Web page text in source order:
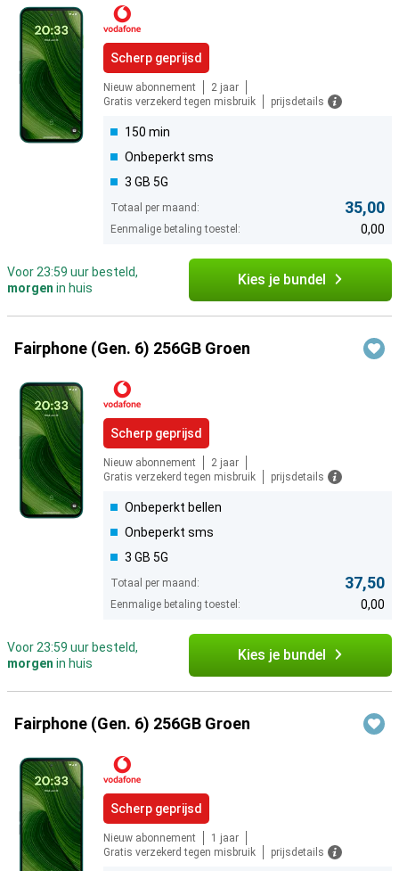
Scherp geprijsd
Nieuw abonnement
2 jaar
Gratis verzekerd tegen misbruik
prijsdetails
150 min
Onbeperkt sms
3 GB 5G
Totaal per maand: 35,00
Eenmalige betaling toestel: 0,00
Voor 23:59 uur besteld,
morgen in huis Kies je bundel
Fairphone (Gen. 6) 256GB Groen
Scherp geprijsd
Nieuw abonnement
2 jaar
Gratis verzekerd tegen misbruik
prijsdetails
Onbeperkt bellen
Onbeperkt sms
3 GB 5G
Totaal per maand: 37,50
Eenmalige betaling toestel: 0,00
Voor 23:59 uur besteld,
morgen in huis Kies je bundel
Fairphone (Gen. 6) 256GB Groen
Scherp geprijsd
Nieuw abonnement
1 jaar
Gratis verzekerd tegen misbruik
prijsdetails